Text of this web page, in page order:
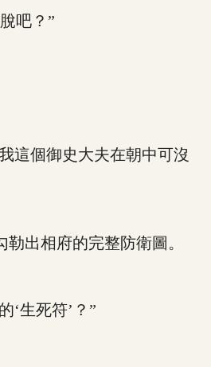
吧？”
這個御史大夫在朝中可沒
出相府的完整防衛圖。
生死符’？”